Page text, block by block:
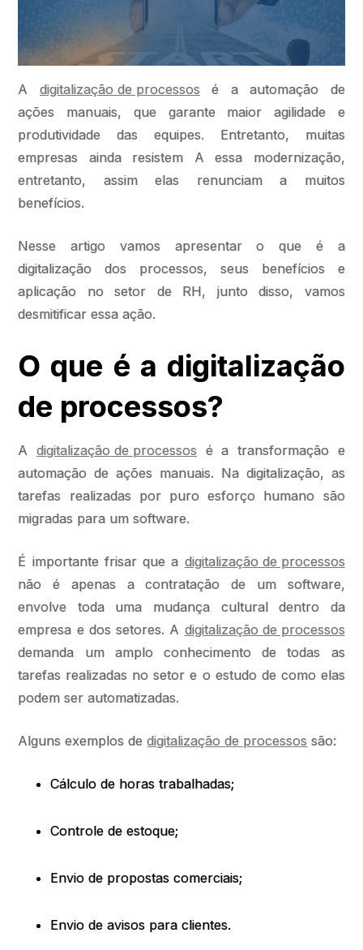
A digitalização de processosé a automação de
ações manuais, que garante maior agilidade e
produtividade das equipes. Entretanto, muitas
empresas ainda resistem A essa modernização,
entretanto, assim elas renunciam a muitos
benefícios.
Nesse artigo vamos apresentar o que é a
digitalização dos processos, seus benefícios e
aplicação no setor de RH, junto disso, vamos
desmitificar essa ação.
O que é a digitalização
de processos?
Adigitalização de processos é a transformação e
automação de ações manuais. Na digitalização, as
tarefas realizadas por puro esforço humano são
migradas para um software.
É importante frisar que a digitalização de processos
não é apenas a contratação de um software,
envolve toda uma mudança cultural dentro da
empresa e dos setores. A digitalização de processos
demanda um amplo conhecimento de todas as
tarefas realizadas no setor e o estudo de como elas
podem ser automatizadas.
Alguns exemplos dedigitalização de processos são:
Cálculo de horas trabalhadas;
Controle de estoque;
Envio de propostas comerciais;
Envio de avisos para clientes.